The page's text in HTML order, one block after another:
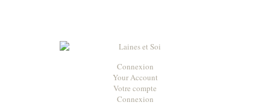
Connexion
Your Account
Votre compte
Connexion